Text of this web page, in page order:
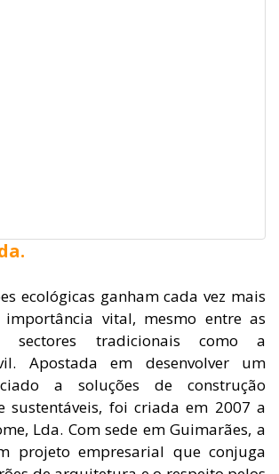
ecológicas ganham cada vez mais
vital, mesmo entre as
sectores tradicionais como a
Apostada em desenvolver um
a soluções de construção
sustentáveis, foi criada em 2007 a
Lda. Com sede em Guimarães, a
projeto empresarial que conjuga